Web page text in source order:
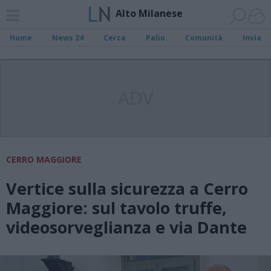
Alto Milanese
Home News 24 Cerca Palio Comunità Invia
CERRO MAGGIORE
Vertice sulla sicurezza a Cerro
Maggiore: sul tavolo truffe,
videosorveglianza e via Dante